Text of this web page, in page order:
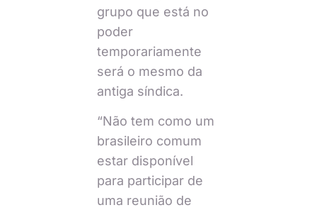
grupo que está no
poder
temporariamente
será o mesmo da
antiga síndica.
“Não tem como um
brasileiro comum
estar disponível
para participar de
uma reunião de